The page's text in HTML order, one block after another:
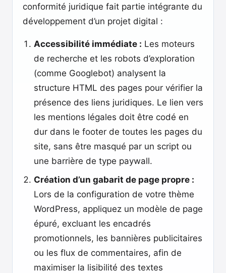
conformité juridique fait partie intégrante du
développement d’un projet digital :
Accessibilité immédiate : Les moteurs
de recherche et les robots d’exploration
(comme Googlebot) analysent la
structure HTML des pages pour vérifier la
présence des liens juridiques. Le lien vers
les mentions légales doit être codé en
dur dans le footer de toutes les pages du
site, sans être masqué par un script ou
une barrière de type paywall.
Création d’un gabarit de page propre :
Lors de la configuration de votre thème
WordPress, appliquez un modèle de page
épuré, excluant les encadrés
promotionnels, les bannières publicitaires
ou les flux de commentaires, afin de
maximiser la lisibilité des textes